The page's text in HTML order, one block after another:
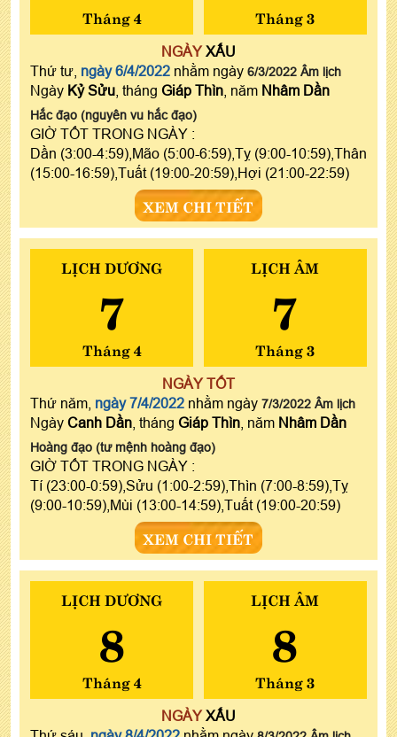
Tháng 4 Tháng 3
NGÀYXẤU
Thứ tư, ngày 6/4/2022 nhằm ngày 6/3/2022 Âm lịch
Ngày Kỷ Sửu , tháng Giáp Thìn , năm Nhâm Dần
Hắc đạo (nguyên vu hắc đạo)
GIỜ TỐT TRONG NGÀY :
Dần (3:00-4:59),Mão (5:00-6:59),Tỵ (9:00-10:59),Thân
(15:00-16:59),Tuất (19:00-20:59),Hợi (21:00-22:59)
XEM CHI TIẾT
LỊCH DƯƠNG
7
Tháng 4
LỊCH ÂM
7
Tháng 3
NGÀY TỐT
Thứ năm, ngày 7/4/2022 nhằm ngày 7/3/2022 Âm lịch
Ngày Canh Dần , tháng Giáp Thìn , năm Nhâm Dần
Hoàng đạo (tư mệnh hoàng đạo)
GIỜ TỐT TRONG NGÀY :
Tí (23:00-0:59),Sửu (1:00-2:59),Thìn (7:00-8:59),Tỵ
(9:00-10:59),Mùi (13:00-14:59),Tuất (19:00-20:59)
XEM CHI TIẾT
LỊCH DƯƠNG
8
Tháng 4
LỊCH ÂM
8
Tháng 3
NGÀYXẤU